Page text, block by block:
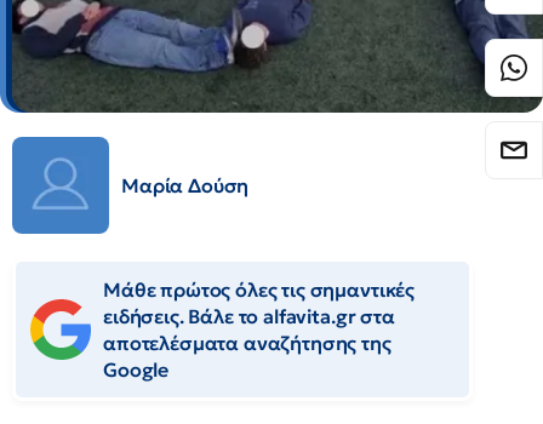
Μαρία Δούση
Μάθε πρώτος όλες τις σημαντικές
ειδήσεις. Βάλε το alfavita.gr στα
αποτελέσματα αναζήτησης της
Google